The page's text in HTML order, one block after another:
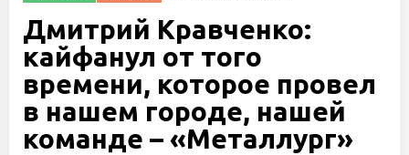
Дмитрий Кравченко:
кайфанул от того
времени, которое провел
в нашем городе, нашей
команде – «Металлург»